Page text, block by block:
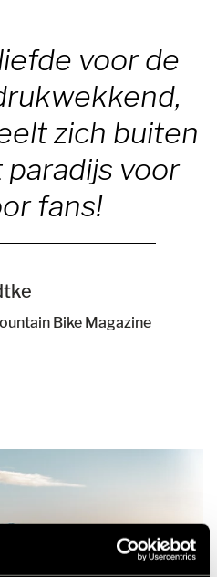
voor de
zich buiten
paradijs voor
fans!
Bike Magazine